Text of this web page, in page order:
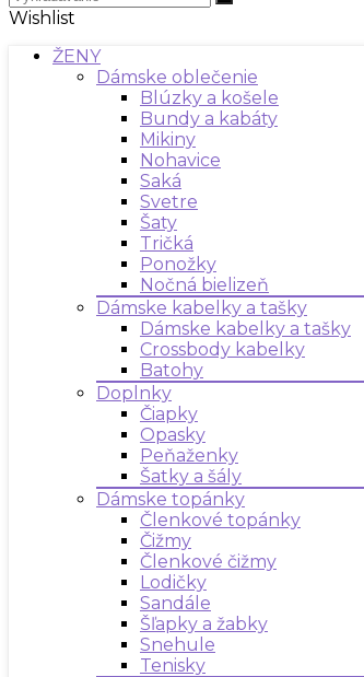
Wishlist
ŽENY
Dámske oblečenie
Blúzky a košele
Bundy a kabáty
Mikiny
Nohavice
Saká
Svetre
Šaty
Tričká
Ponožky
Nočná bielizeň
Dámske kabelky a tašky
Dámske kabelky a tašky
Crossbody kabelky
Batohy
Doplnky
Čiapky
Opasky
Peňaženky
Šatky a šály
Dámske topánky
Členkové topánky
Čižmy
Členkové čižmy
Lodičky
Sandále
Šľapky a žabky
Snehule
Tenisky